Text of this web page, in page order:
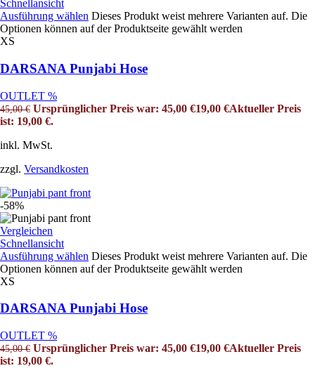
Schnellansicht
Ausführung wählen Dieses Produkt weist mehrere Varianten auf. Die
Optionen können auf der Produktseite gewählt werden
XS
DARSANA Punjabi Hose
OUTLET %
45,00€ Ursprünglicher Preis war: 45,00 €19,00 €Aktueller Preis
ist: 19,00 €.
inkl. MwSt.
zzgl. Versandkosten
-58%
Vergleichen
Schnellansicht
Ausführung wählen Dieses Produkt weist mehrere Varianten auf. Die
Optionen können auf der Produktseite gewählt werden
XS
DARSANA Punjabi Hose
OUTLET %
45,00€ Ursprünglicher Preis war: 45,00 €19,00 €Aktueller Preis
ist: 19,00 €.